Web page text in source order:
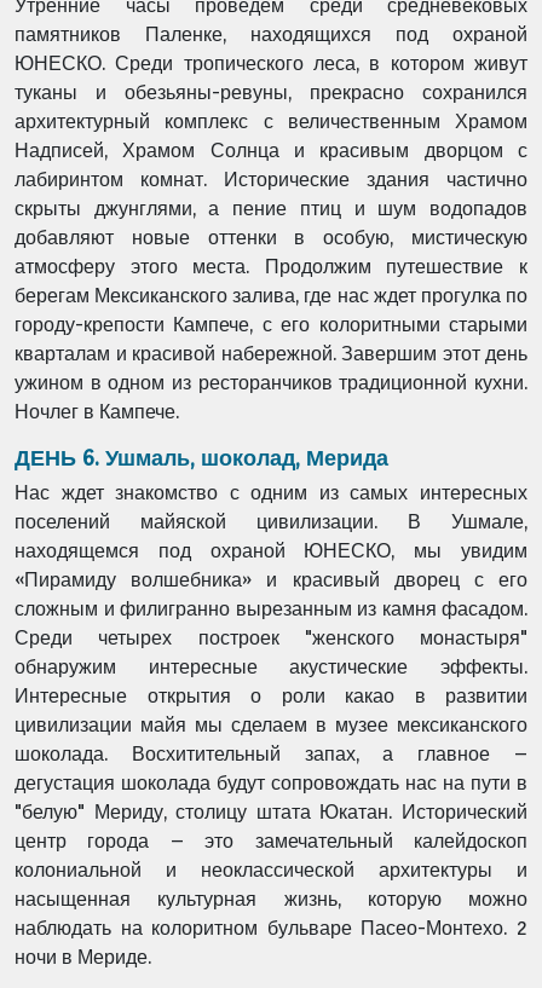
Утренние часы проведем среди средневековых
памятников Паленке, находящихся под охраной
ЮНЕСКО. Среди тропического леса, в котором живут
туканы и обезьяны-ревуны, прекрасно сохранился
архитектурный комплекс с величественным Храмом
Надписей, Храмом Солнца и красивым дворцом с
лабиринтом комнат. Исторические здания частично
скрыты джунглями, а пение птиц и шум водопадов
добавляют новые оттенки в особую, мистическую
атмосферу этого места. Продолжим путешествие к
берегам Мексиканского залива, где нас ждет прогулка по
городу-крепости Кампече, с его колоритными старыми
кварталам и красивой набережной. Завершим этот день
ужином в одном из ресторанчиков традиционной кухни.
Ночлег в Кампече.
ДЕНЬ 6. Ушмаль, шоколад, Мерида
Нас ждет знакомство с одним из самых интересных
поселений майяской цивилизации. В Ушмале,
находящемся под охраной ЮНЕСКО, мы увидим
«Пирамиду волшебника» и красивый дворец с его
сложным и филигранно вырезанным из камня фасадом.
Среди четырех построек "женского монастыря"
обнаружим интересные акустические эффекты.
Интересные открытия о роли какао в развитии
цивилизации майя мы сделаем в музее мексиканского
шоколада. Восхитительный запах, а главное –
дегустация шоколада будут сопровождать нас на пути в
"белую" Мериду, столицу штата Юкатан. Исторический
центр города – это замечательный калейдоскоп
колониальной и неоклассической архитектуры и
насыщенная культурная жизнь, которую можно
наблюдать на колоритном бульваре Пасео-Монтехо. 2
ночи в Мериде.